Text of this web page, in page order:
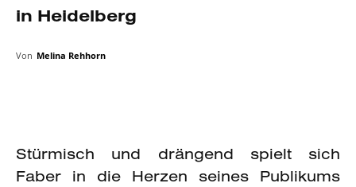
in Heidelberg
Von Melina Rehhorn
Stürmisch und drängend spielt sich
Faber in die Herzen seines Publikums